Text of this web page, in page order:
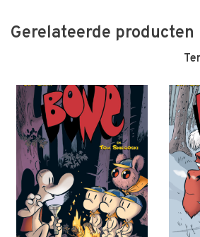
Gerelateerde producten